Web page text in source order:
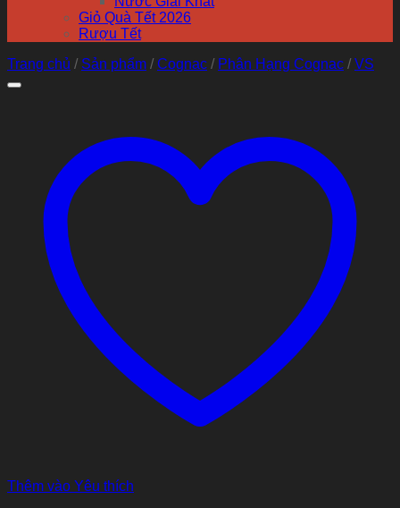
Giỏ Quà Tết 2026
Rượu Tết
Trang chủ / Sản phẩm / Cognac / Phân Hạng Cognac / VS
Thêm vào Yêu thích